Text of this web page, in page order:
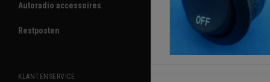
Autoradio accessoires
Restposten
KLANTENSERVICE